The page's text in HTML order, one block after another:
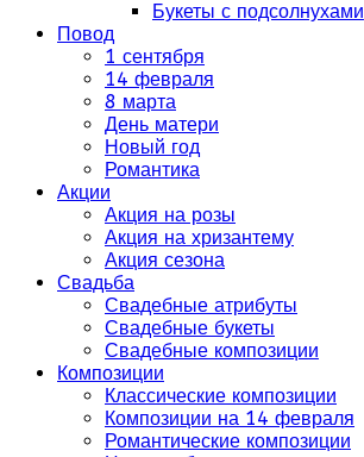
Букеты с подсолнухами
Повод
1 сентября
14 февраля
8 марта
День матери
Новый год
Романтика
Акции
Акция на розы
Акция на хризантему
Акция сезона
Свадьба
Свадебные атрибуты
Свадебные букеты
Свадебные композиции
Композиции
Классические композиции
Композиции на 14 февраля
Романтические композиции